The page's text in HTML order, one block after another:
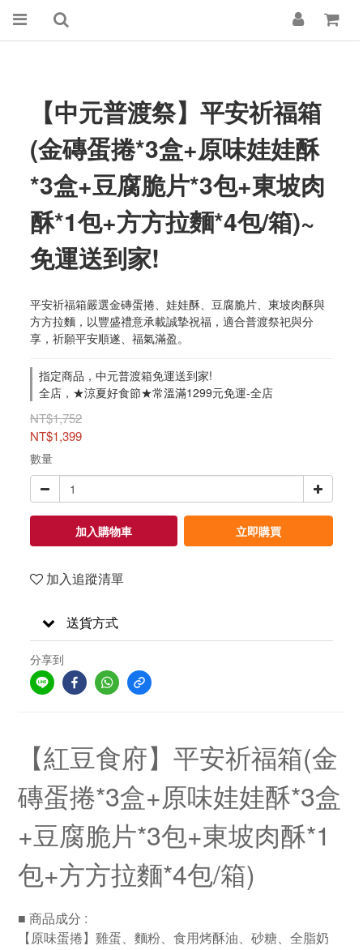
【中元普渡祭】平安祈福箱
(金磚蛋捲*3盒+原味娃娃酥
*3盒+豆腐脆片*3包+東坡肉
酥*1包+方方拉麵*4包/箱)~
免運送到家!
平安祈福箱嚴選金磚蛋捲、娃娃酥、豆腐脆片、東坡肉酥與
方方拉麵，以豐盛禮意承載誠摯祝福，適合普渡祭祀與分
享，祈願平安順遂、福氣滿盈。
指定商品，中元普渡箱免運送到家!
全店，★涼夏好食節★常溫滿1299元免運-全店
NT$1,752
NT$1,399
數量
加入購物車 立即購買
加入追蹤清單
送貨方式
分享到
【紅豆食府】 平安祈福箱(金
磚蛋捲*3盒+原味娃娃酥*3盒
+豆腐脆片*3包+東坡肉酥*1
包+方方拉麵*4包/箱)
■ 商品成分 :
【原味蛋捲】雞蛋、麵粉、食用烤酥油、砂糖、全脂奶